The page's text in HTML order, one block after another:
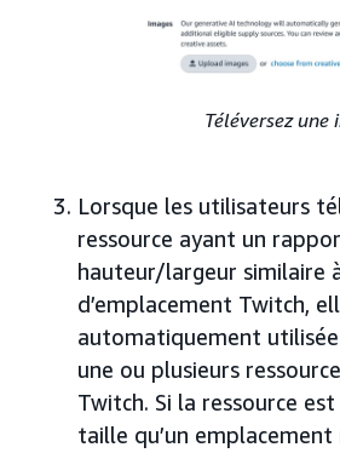
Téléversez une
Lorsque les utilisateurs
ressource ayant un
hauteur/largeur similaire
d’emplacement Twitch,
automatiquement
une ou plusieurs
Twitch. Si la ressource
taille qu’un